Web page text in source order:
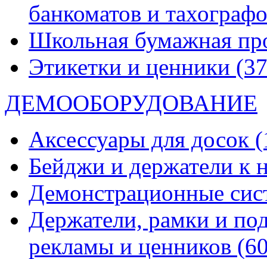
банкоматов и
Школьная бумажная
Этикетки и ценники
ДЕМООБОРУДОВАНИЕ
Аксессуары для досок
Бейджи и держатели к
Демонстрационные
Держатели, рамки и
рекламы и ценников